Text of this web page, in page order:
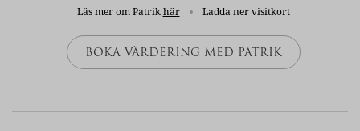
Läs mer om Patrikhär Ladda ner visitkort
BOKA VÄRDERING MED PATRIK